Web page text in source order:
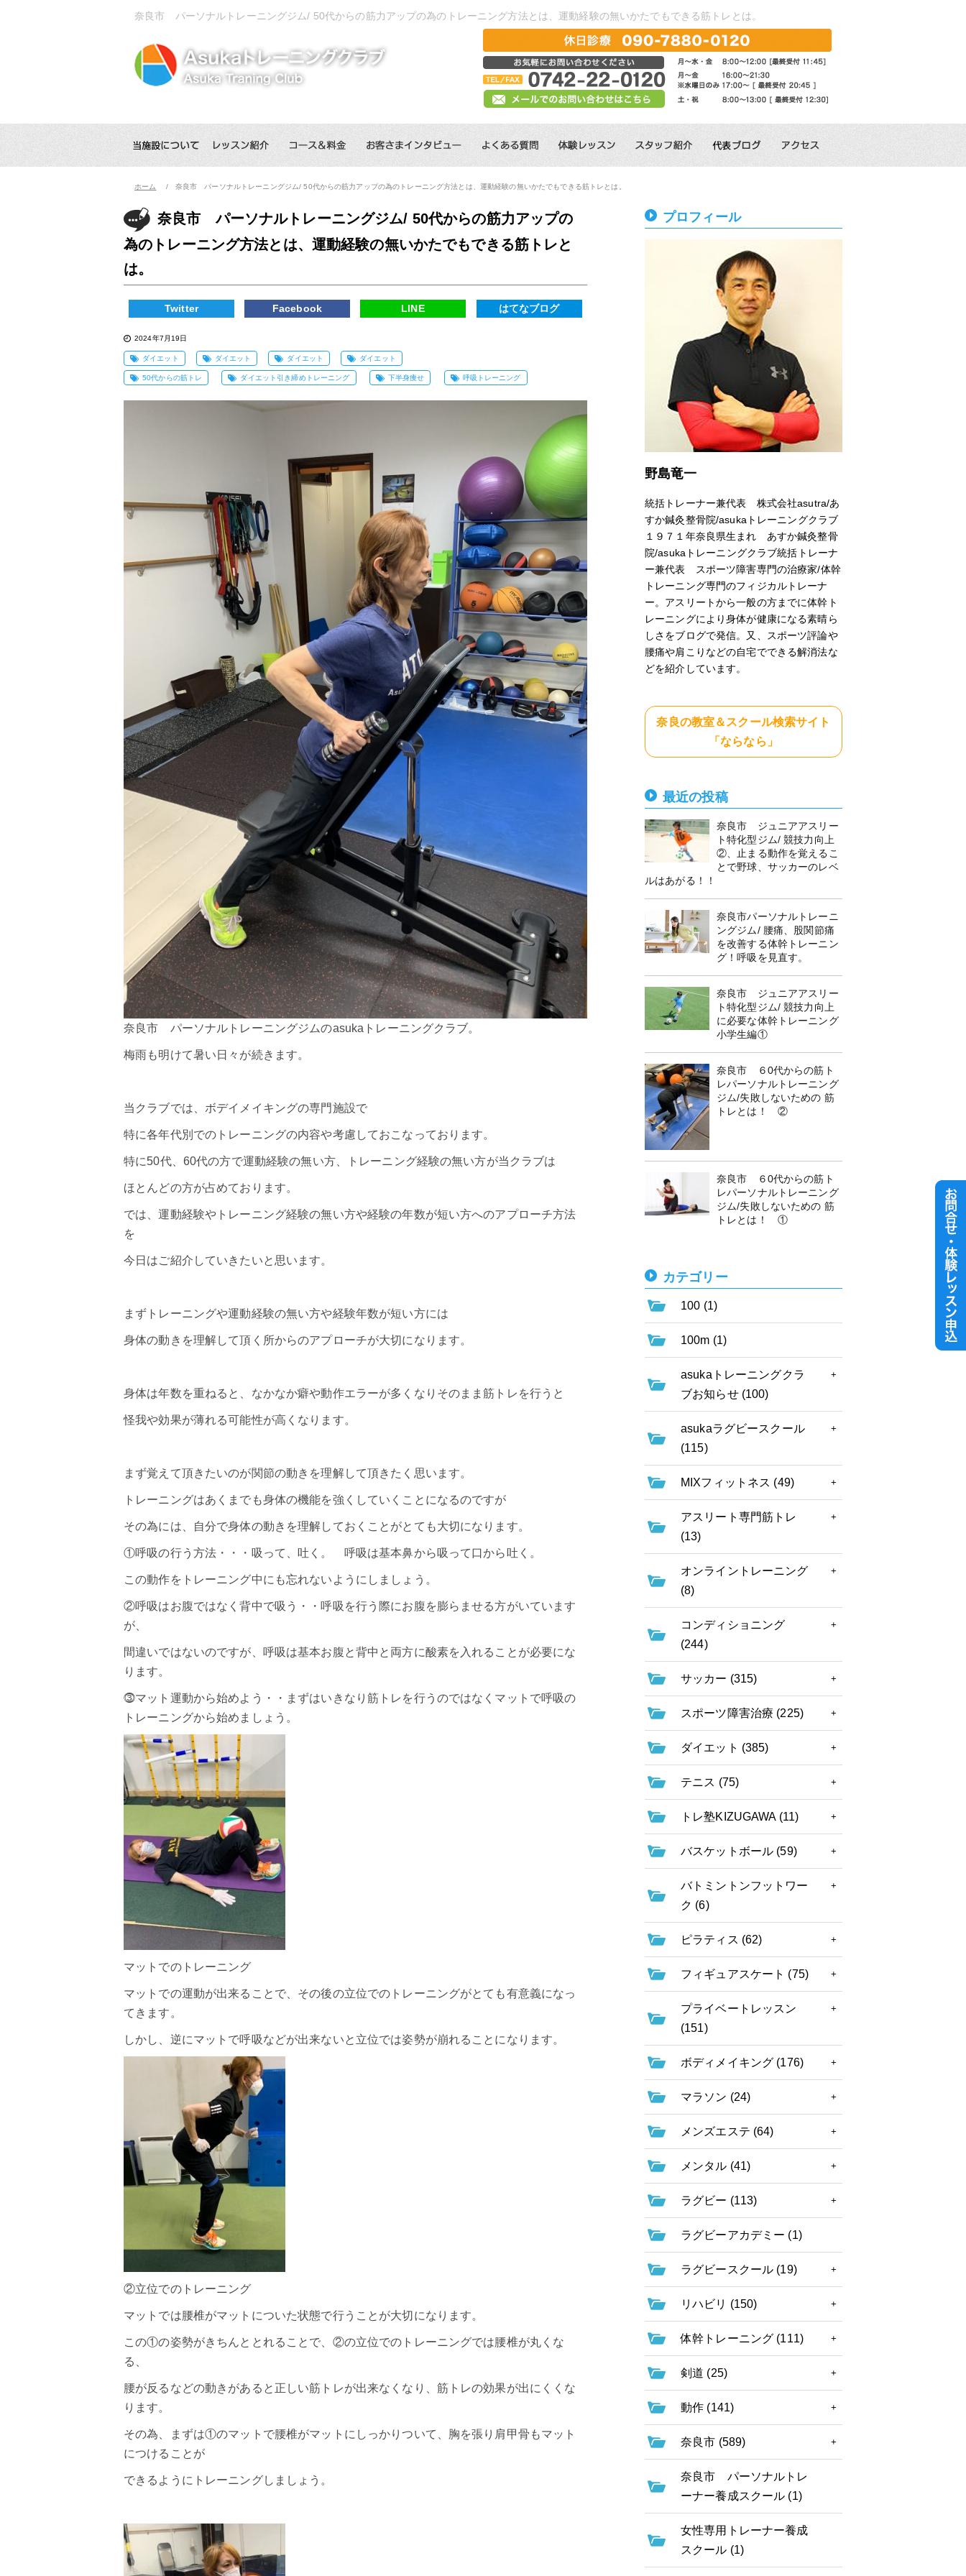
奈良市 パーソナルトレーニングジム/ 50代からの筋力アップの為のトレーニング方法とは、運動経験の無いかたでもできる筋トレとは。
ホーム 奈良市 パーソナルトレーニングジム/ 50代からの筋力アップの為のトレーニング方法とは、運動経験の無いかたでもできる筋トレとは。
奈良市 パーソナルトレーニングジム/ 50代からの筋力アップの
為のトレーニング方法とは、運動経験の無いかたでもできる筋トレと
は。
Twitter Facebook LINE はてなブログ
2024年7月19日
ダイエット ダイエット ダイエット ダイエット
50代からの筋トレ ダイエット引き締めトレーニング 下半身痩せ 呼吸トレーニング
奈良市 パーソナルトレーニングジムのasukaトレーニングクラブ。
梅雨も明けて暑い日々が続きます。
当クラブでは、 ボデイメイキングの専門施設で
特に各年代別でのトレーニングの内容や考慮しておこなっております。
特に50代、 60代の方で運動経験の無い方、トレーニング経験の無い方が当クラブは
ほとんどの方が占めております。
では、運動経験やトレーニング経験の無い方や経験の年数が短い方へのアプローチ方法
を
今日はご紹介していきたいと思います。
まずトレーニングや運動経験の無い方や経験年数が短い方には
身体の動きを理解して頂く所からのアプローチが大切になります。
身体は年数を重ねると、なかなか癖や動作エラーが多くなりそのまま筋トレを行うと
怪我や効果が薄れる可能性が高くなります。
まず覚えて頂きたいのが関節の動きを理解して頂きたく思います。
トレーニングはあくまでも身体の機能を強くしていくことになるのですが
その為には、自分で身体の動きを理解しておくことがとても大切になります。
①呼吸の行う方法・・・吸って、吐く。 呼吸は基本鼻から吸って口から吐く。
この動作をトレーニング中にも忘れないようにしましょう。
②呼吸はお腹ではなく背中で吸う・・呼吸を行う際にお腹を膨らませる方がいています
が、
間違いではないのですが、呼吸は基本お腹と背中と両方に酸素を入れることが必要にな
ります。
⓷マット運動から始めよう・・まずはいきなり筋トレを行うのではなくマットで呼吸の
トレーニングから始めましょう。
マットでのトレーニング
マットでの運動が出来ることで、その後の立位でのトレーニングがとても有意義になっ
てきます。
しかし、逆にマットで呼吸などが出来ないと立位では姿勢が崩れることになります。
②立位でのトレーニング
マットでは腰椎がマットについた状態で行うことが大切になります。
この①の姿勢がきちんととれることで、②の立位でのトレーニングでは腰椎が丸くな
る、
腰が反るなどの動きがあると正しい筋トレが出来なくなり、筋トレの効果が出にくくな
ります。
その為、まずは①のマットで腰椎がマットにしっかりついて、胸を張り肩甲骨もマット
につけることが
できるようにトレーニングしましょう。
プロフィール
野島竜一
統括トレーナー兼代表 株式会社asutra/あ
すか鍼灸整骨院/asukaトレーニングクラブ
１９７１年奈良県生まれ あすか鍼灸整骨
院/asukaトレーニングクラブ統括トレーナ
ー兼代表 スポーツ障害専門の治療家/体幹
トレーニング専門のフィジカルトレーナ
ー。アスリートから一般の方までに体幹ト
レーニングにより身体が健康になる素晴ら
しさをブログで発信。又、スポーツ評論や
腰痛や肩こりなどの自宅でできる解消法な
どを紹介しています。
奈良の教室＆スクール検索サイト
「ならなら」
最近の投稿
奈良市 ジュニアアスリー
ト特化型ジム/ 競技力向上
②、止まる動作を覚えるこ
とで野球、サッカーのレベ
ルはあがる！！
奈良市パーソナルトレーニ
ングジム/ 腰痛、股関節痛
を改善する体幹トレーニン
グ！呼吸を見直す。
奈良市 ジュニアアスリー
ト特化型ジム/ 競技力向上
に必要な体幹トレーニング
小学生編①
奈良市 ６0代からの筋ト
レパーソナルトレーニング
ジム/失敗しないための 筋
トレとは！ ②
奈良市 ６0代からの筋ト
レパーソナルトレーニング
ジム/失敗しないための 筋
トレとは！ ①
カテゴリー
100 (1)
100m (1)
asukaトレーニングクラ
ブお知らせ (100)
asukaラグビースクール
(115)
MIXフィットネス (49)
アスリート専門筋トレ
(13)
オンライントレーニング
(8)
コンディショニング
(244)
サッカー (315)
スポーツ障害治療 (225)
ダイエット (385)
テニス (75)
トレ塾KIZUGAWA (11)
バスケットボール (59)
バトミントンフットワー
ク (6)
ピラティス (62)
フィギュアスケート (75)
プライベートレッスン
(151)
ボディメイキング (176)
マラソン (24)
メンズエステ (64)
メンタル (41)
ラグビー (113)
ラグビーアカデミー (1)
ラグビースクール (19)
リハビリ (150)
体幹トレーニング (111)
剣道 (25)
動作 (141)
奈良市 (589)
奈良市 パーソナルトレ
ーナー養成スクール (1)
女性専用トレーナー養成
スクール (1)